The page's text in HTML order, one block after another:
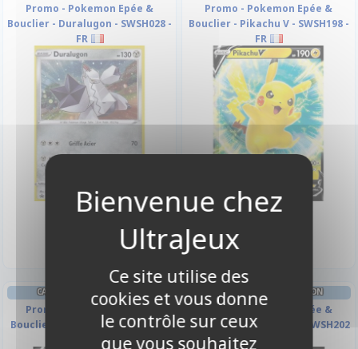
Promo - Pokemon Epée &
Bouclier - Duralugon - SWSH028 -
FR
2,90 €
Promo - Pokemon Epée &
Bouclier - Pikachu V - SWSH198 -
FR
9,90 €
CARTES SPÉCIALES POKÉMON
Promo - Pokemon Epée &
Bouclier - Mentali V - SWSH201 -
CARTES SPÉCIALES POKÉMON
Promo - Pokemon Epée &
Bouclier - Nymphali V - SWSH202
- FR
Ce site utilise des
cookies et vous donne
le contrôle sur ceux
que vous souhaitez